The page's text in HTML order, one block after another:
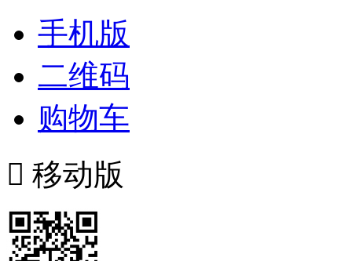
手机版
二维码
购物车
 移动版